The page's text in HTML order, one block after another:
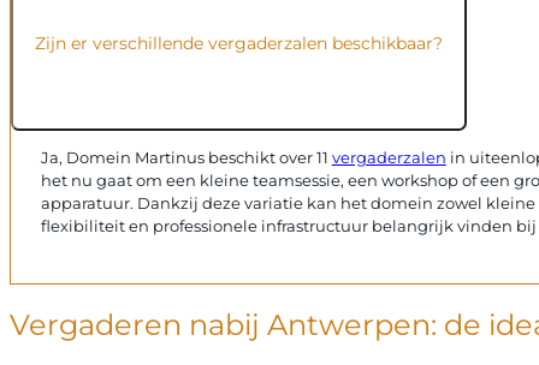
Zijn er verschillende vergaderzalen beschikbaar?
Ja, Domein Martinus beschikt over 11 vergaderzalen in
het nu gaat om een kleine teamsessie, een workshop of een
apparatuur. Dankzij deze variatie kan het domein zowel
flexibiliteit en professionele infrastructuur belangrijk vinden
Vergaderen nabij Antwerpen: de